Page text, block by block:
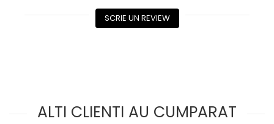
SCRIE UN REVIEW
ALTI CLIENTI AU CUMPARAT